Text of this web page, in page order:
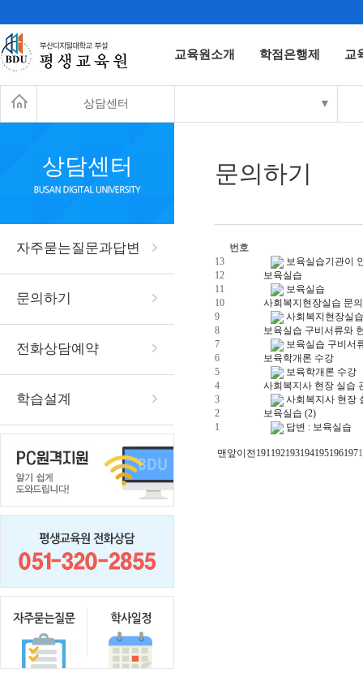
교육원소개 학점은행제 교
상담센터 ▼
상담센터
자주묻는질문과답변
문의하기
전화상담예약
학습설계
문의하기
번호
13
보육실습기관이
12
보육실습
11
보육실습
10
사회복지현장실습 문
9
사회복지현장실
8
보육실습 구비서류와
7
보육실습 구비서
6
보육학개론 수강
5
보육학개론 수강
4
사회복지사 현장 실습
3
사회복지사 현장
2
보육실습 (2)
1
답변 : 보육실습
맨앞이전 191192193194195196197